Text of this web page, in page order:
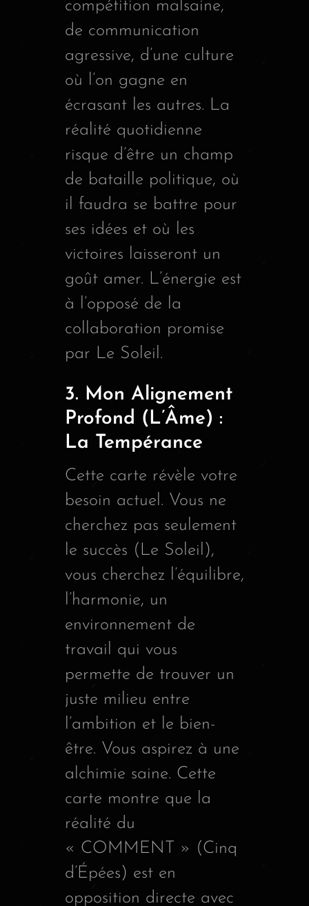
compétition malsaine,
de communication
agressive, d’une culture
où l’on gagne en
écrasant les autres. La
réalité quotidienne
risque d’être un champ
de bataille politique, où
il faudra se battre pour
ses idées et où les
victoires laisseront un
goût amer. L’énergie est
à l’opposé de la
collaboration promise
par Le Soleil.
3. Mon Alignement
Profond (L’Âme) :
La Tempérance
Cette carte révèle votre
besoin actuel. Vous ne
cherchez pas seulement
le succès (Le Soleil),
vous cherchez l’équilibre,
l’harmonie, un
environnement de
travail qui vous
permette de trouver un
juste milieu entre
l’ambition et le bien-
être. Vous aspirez à une
alchimie saine. Cette
carte montre que la
réalité du
« COMMENT » (Cinq
d’Épées) est en
opposition directe avec